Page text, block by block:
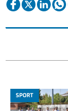
SPORT